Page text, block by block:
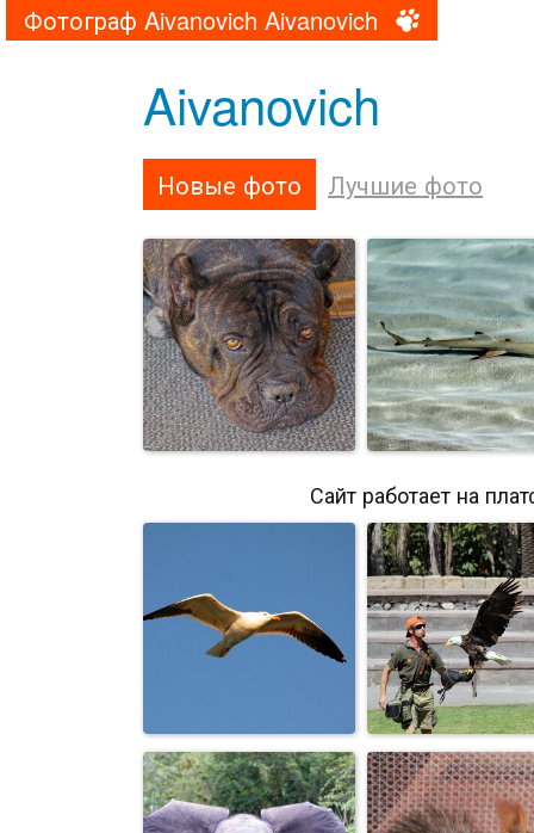
Фотограф Aivanovich Aivanovich
Aivanovich
Новые фото Лучшие фото
Проходи мимо,
думать мешаешь.
Я акулы не
боюсь.
плавать
Сайт работает на